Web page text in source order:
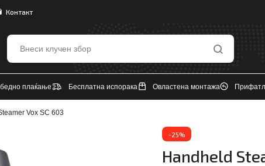
Контакт
плаќање Бесплатна испорака Овластена монтажа
Vox SC 603
-25%
Handheld